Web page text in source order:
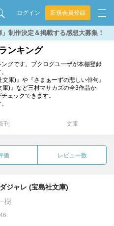
ログイン 新規会員登録
」制作決定＆掲載する感想大募集！
ンキング
グです。ブクログユーザが本棚登録
庫)』や『さまぁーずの悲しい俳句』
)』など三村マサカズの全3作品か
ェックできます。
刊 文庫
価 レビュー数
ジャレ (宝島社文庫)
樹
46